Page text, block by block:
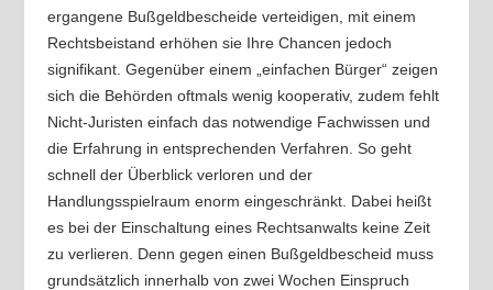
ergangene Bußgeldbescheide verteidigen, mit einem
Rechtsbeistand erhöhen sie Ihre Chancen jedoch
signifikant. Gegenüber einem „einfachen Bürger“ zeigen
sich die Behörden oftmals wenig kooperativ, zudem fehlt
Nicht-Juristen einfach das notwendige Fachwissen und
die Erfahrung in entsprechenden Verfahren. So geht
schnell der Überblick verloren und der
Handlungsspielraum enorm eingeschränkt. Dabei heißt
es bei der Einschaltung eines Rechtsanwalts keine Zeit
zu verlieren. Denn gegen einen Bußgeldbescheid muss
grundsätzlich innerhalb von zwei Wochen Einspruch